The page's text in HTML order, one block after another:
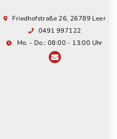
Friedhofstraße 26, 26789 Leer
0491 997122
Mo. - Do.: 08:00 - 13:00 Uhr